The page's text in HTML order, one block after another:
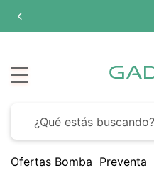
Ofertas Bomba Preventa